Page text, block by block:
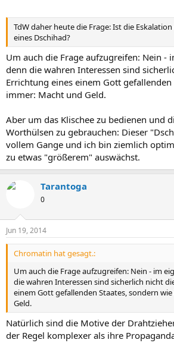
TdW daher heute die Frage: Ist die
eines Dschihad?
Um auch die Frage aufzugreifen: Nein -
denn die wahren Interessen sind
Errichtung eines einem Gott
immer: Macht und Geld.
Aber um das Klischee zu bedienen und
Worthülsen zu gebrauchen: Dieser
vollem Gange und ich bin ziemlich
zu etwas "größerem" auswächst.
Tarantoga
0
Jun 19, 2014
Chromatin hat gesagt.:
Um auch die Frage aufzugreifen: Nein - im
die wahren Interessen sind sicherlich nicht
einem Gott gefallenden Staates, sondern
Geld.
Natürlich sind die Motive der
der Regel komplexer als ihre